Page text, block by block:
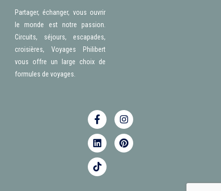
Partager, échanger, vous ouvrir
le monde est notre passion.
Circuits, séjours, escapades,
croisières, Voyages Philibert
vous offre un large choix de
formules de voyages.